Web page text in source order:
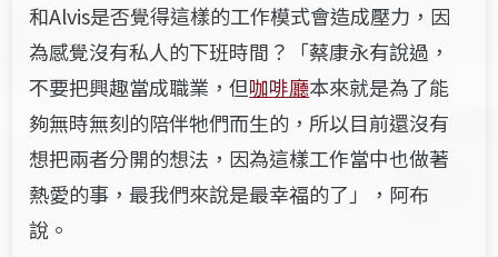
和Alvis是否覺得這樣的工作模式會造成壓力，因
為感覺沒有私人的下班時間？「蔡康永有說過，
不要把興趣當成職業，但咖啡廳本來就是為了能
夠無時無刻的陪伴牠們而生的，所以目前還沒有
想把兩者分開的想法，因為這樣工作當中也做著
熱愛的事，最我們來說是最幸福的了」，阿布
說。